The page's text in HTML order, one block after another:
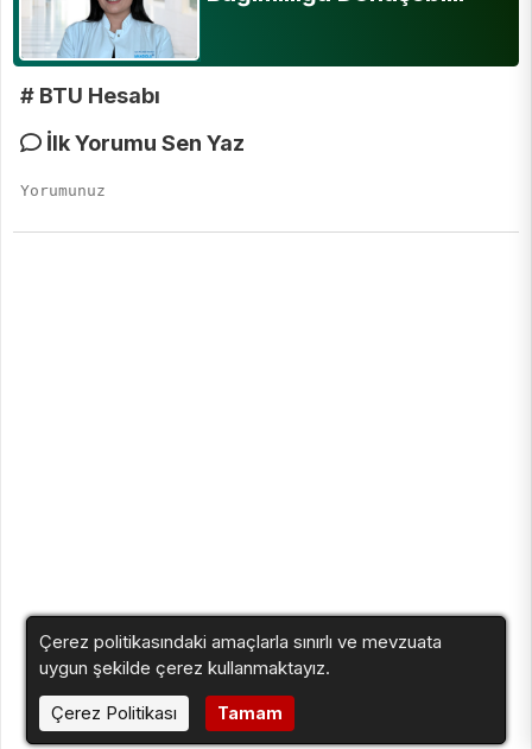
# BTU Hesabı
İlk Yorumu Sen Yaz
Çerez politikasındaki amaçlarla sınırlı ve mevzuata
uygun şekilde çerez kullanmaktayız.
Çerez Politikası
Tamam